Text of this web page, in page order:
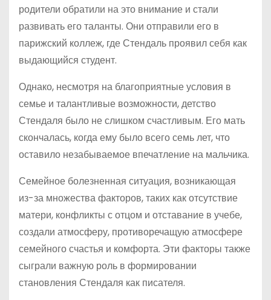
родители обратили на это внимание и стали
развивать его таланты. Они отправили его в
парижский коллеж, где Стендаль проявил себя как
выдающийся студент.
Однако, несмотря на благоприятные условия в
семье и талантливые возможности, детство
Стендаля было не слишком счастливым. Его мать
скончалась, когда ему было всего семь лет, что
оставило незабываемое впечатление на мальчика.
Семейное болезненная ситуация, возникающая
из-за множества факторов, таких как отсутствие
матери, конфликты с отцом и отставание в учебе,
создали атмосферу, противоречащую атмосфере
семейного счастья и комфорта. Эти факторы также
сыграли важную роль в формировании
становления Стендаля как писателя.